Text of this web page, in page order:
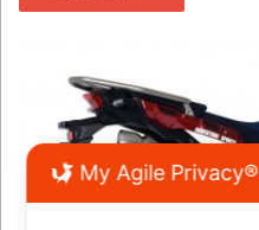
My Agile Privacy®